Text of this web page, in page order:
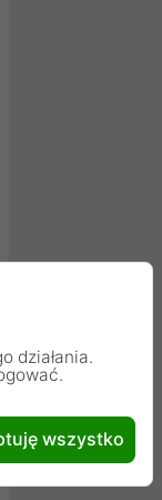
działania.
wszystko